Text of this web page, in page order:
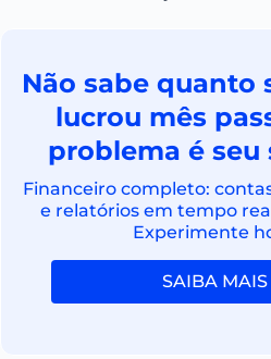
Não sabe quanto
lucrou mês
problema é seu
Financeiro completo:
e relatórios em tempo
Experimente
SAIBA MAIS